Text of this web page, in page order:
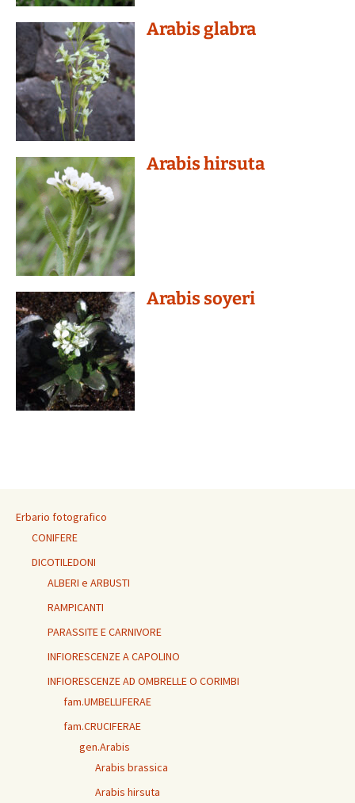
Arabis glabra
Arabis hirsuta
Arabis soyeri
Erbario fotografico
CONIFERE
DICOTILEDONI
ALBERI e ARBUSTI
RAMPICANTI
PARASSITE E CARNIVORE
INFIORESCENZE A CAPOLINO
INFIORESCENZE AD OMBRELLE O CORIMBI
fam.UMBELLIFERAE
fam.CRUCIFERAE
gen.Arabis
Arabis brassica
Arabis hirsuta